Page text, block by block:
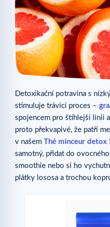
Detoxikační potravina s
stimuluje trávicí proces –
spojencem pro štíhlejší linii
proto překvapivé, že patří
v našem Thé minceur detox
samotný, přidat do
smoothie nebo si ho
plátky lososa a trochou